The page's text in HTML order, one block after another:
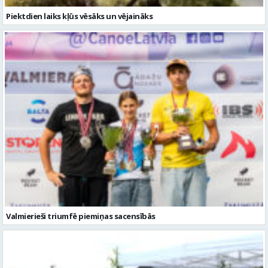
Piektdien laiks kļūs vēsāks un vējaināks
Valmierieši triumfē piemiņas sacensībās